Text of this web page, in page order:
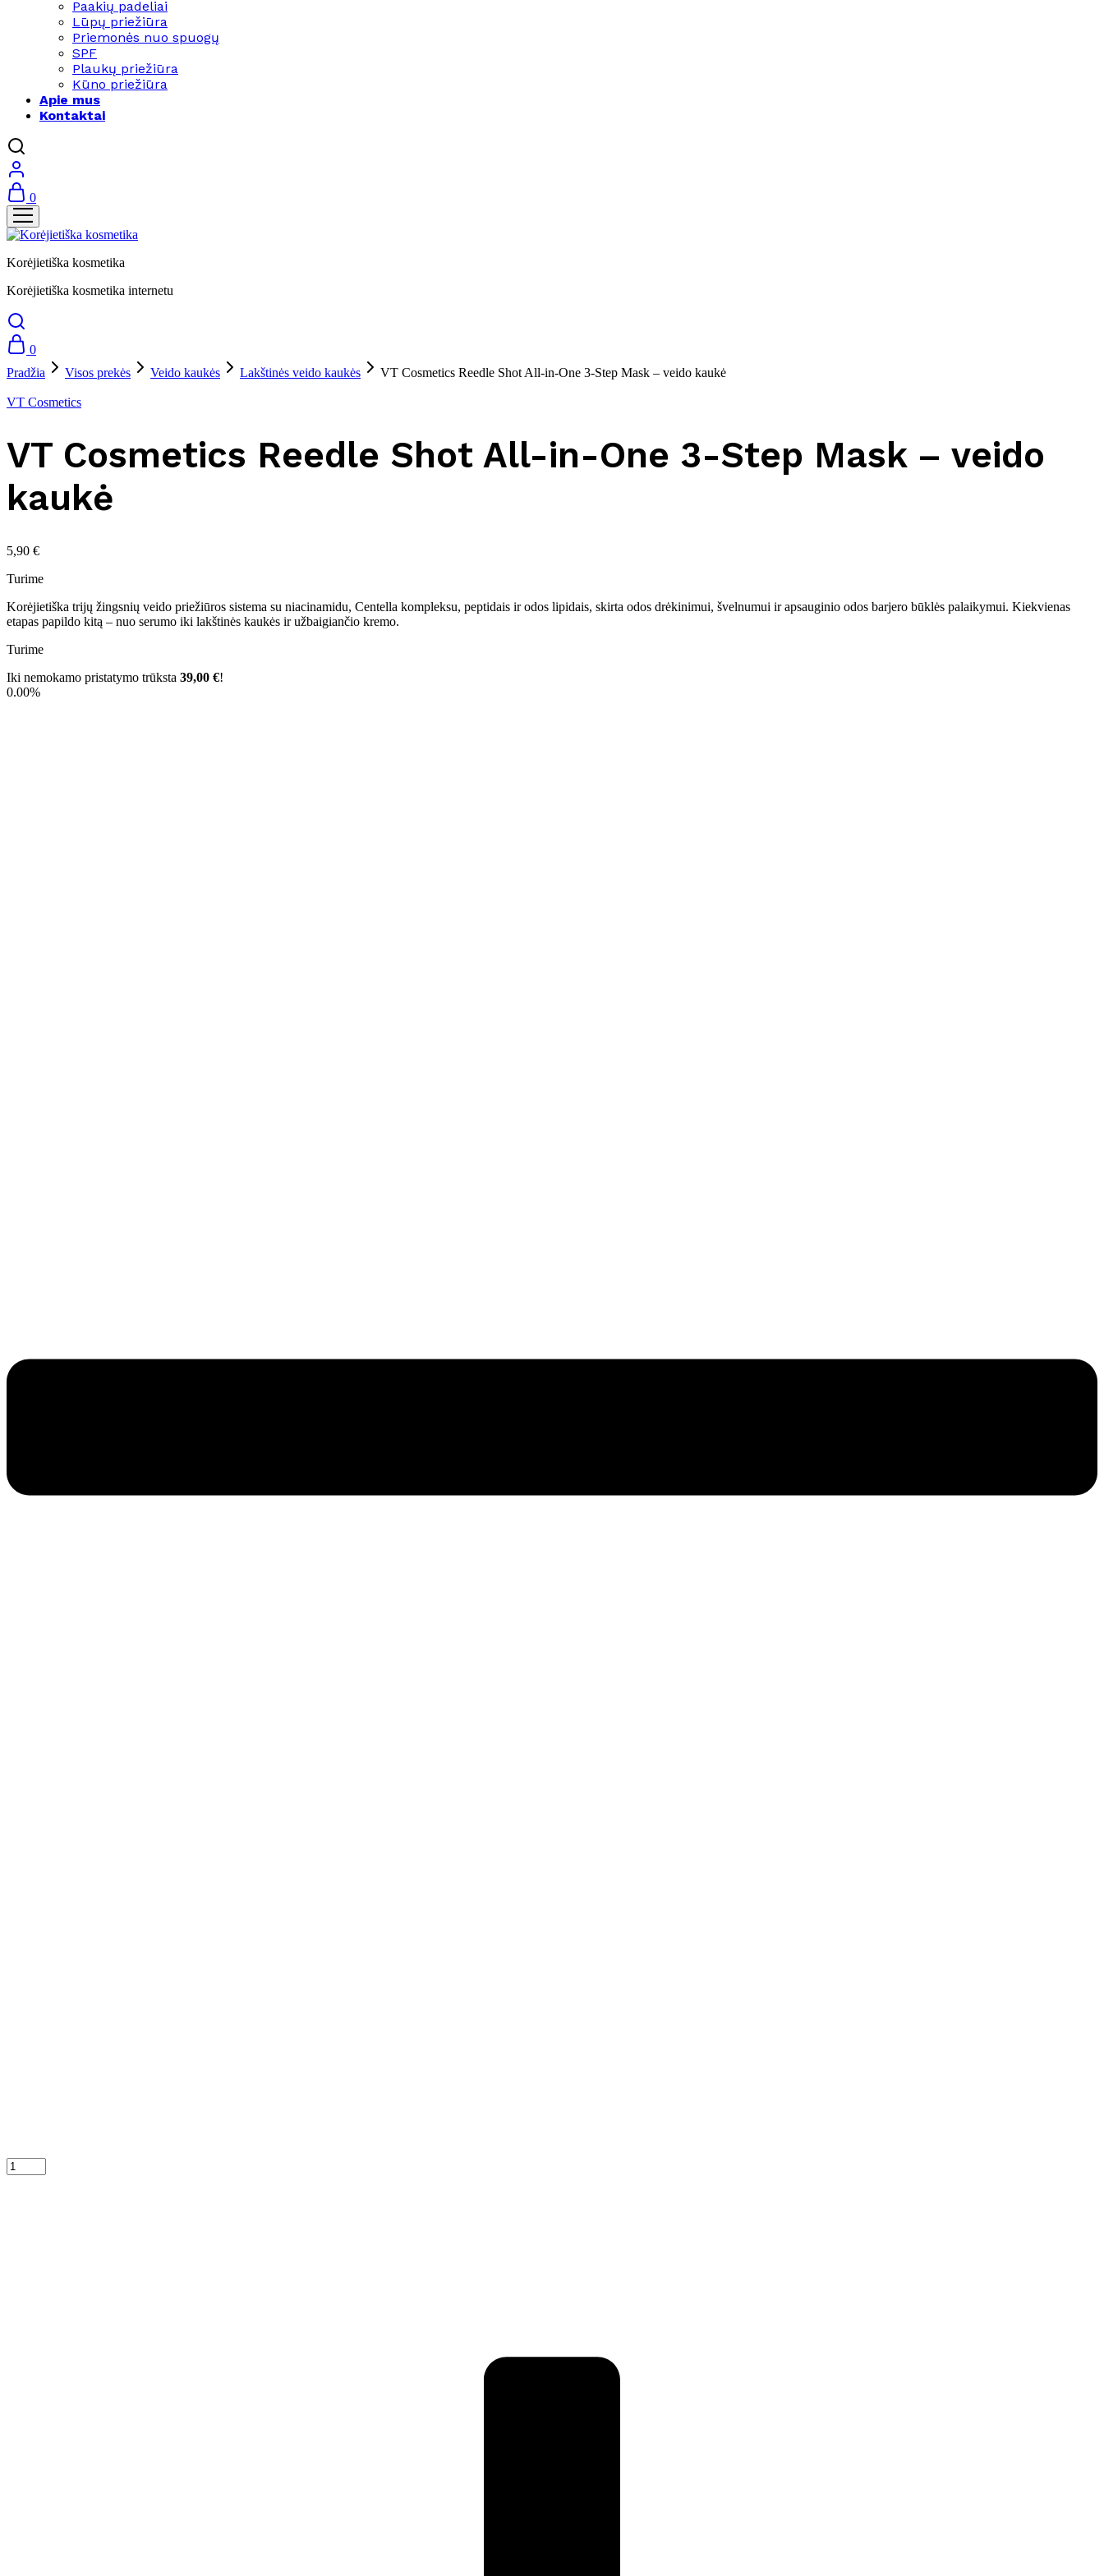
Paakių padeliai
Lūpų priežiūra
Priemonės nuo spuogų
SPF
Plaukų priežiūra
Kūno priežiūra
Apie mus
Kontaktai
0
Korėjietiška kosmetika
Korėjietiška kosmetika internetu
0
Pradžia
Visos prekės Veido kaukės Lakštinės veido kaukės VT Cosmetics Reedle Shot All-in-One 3-Step Mask – veido kaukė
VT Cosmetics
VT Cosmetics Reedle Shot All-in-One 3-Step Mask – veido
kaukė
5,90 €
Turime
Korėjietiška trijų žingsnių veido priežiūros sistema su niacinamidu, Centella kompleksu, peptidais ir odos lipidais, skirta odos drėkinimui, švelnumui ir apsauginio odos barjero būklės palaikymui. Kiekvienas
etapas papildo kitą – nuo serumo iki lakštinės kaukės ir užbaigiančio kremo.
Turime
Iki nemokamo pristatymo trūksta 39,00 €!
0.00%